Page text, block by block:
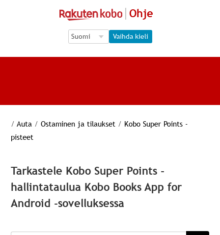
Ohje
Language Selection
Language Selection
Vaihda kieli
/ Auta / Ostaminen ja tilaukset / Kobo Super Points -
pisteet
Tarkastele Kobo Super Points -
hallintataulua Kobo Books App for
Android -sovelluksessa